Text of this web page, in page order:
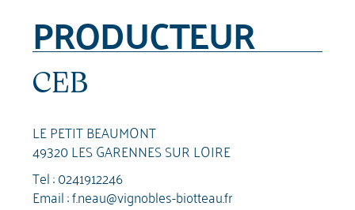
PRODUCTEUR
CEB
LE PETIT BEAUMONT
49320 LES GARENNES SUR LOIRE
Tel :0241912246
Email :f.neau@vignobles-biotteau.fr